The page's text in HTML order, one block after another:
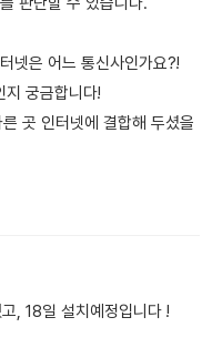
넷은 어느 통신사인가요?!
지 궁금합니다!
곳 인터넷에 결합해 두셨을
, 18일 설치예정입니다 !